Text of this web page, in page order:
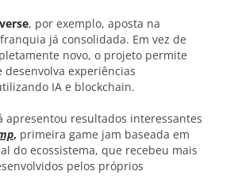
, por exemplo, aposta na
já consolidada. Em vez de
novo, o projeto permite
experiências
IA e blockchain.
apresentou resultados interessantes
, primeira game jam baseada em
do ecossistema, que recebeu mais
pelos próprios